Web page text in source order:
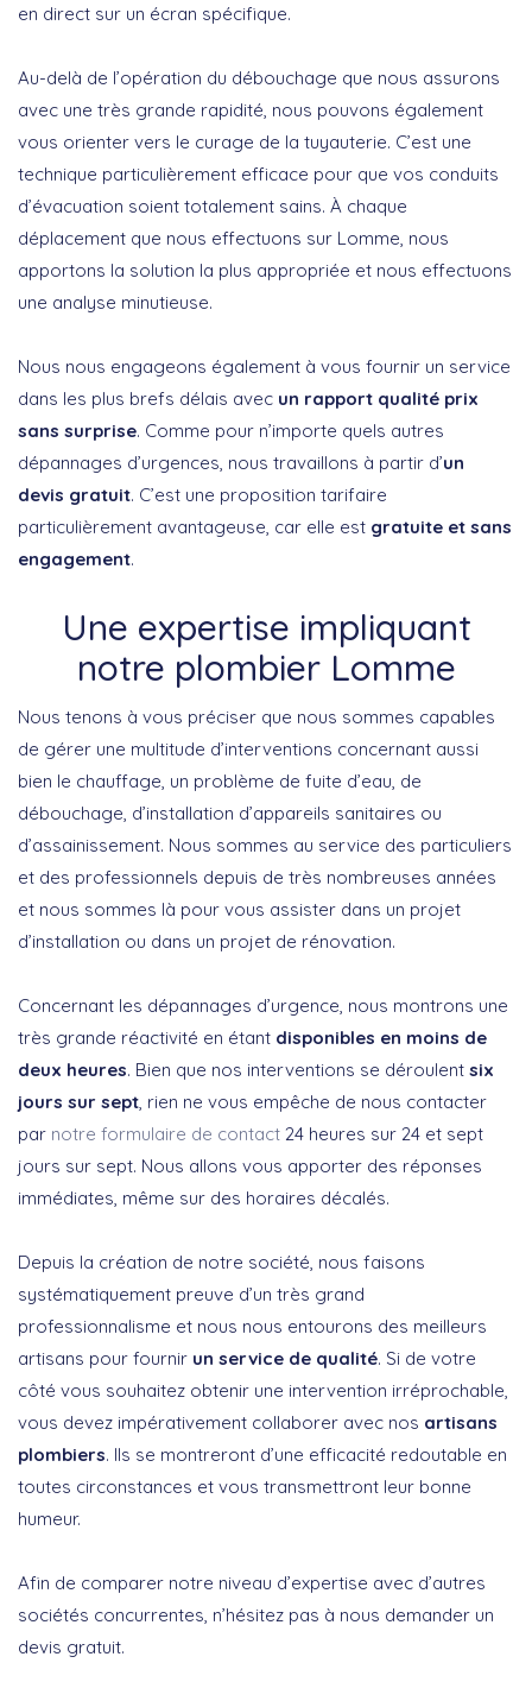
en direct sur un écran spécifique.
Au-delà de l’opération du débouchage que nous assurons
avec une très grande rapidité, nous pouvons également
vous orienter vers le curage de la tuyauterie. C’est une
technique particulièrement efficace pour que vos conduits
d’évacuation soient totalement sains. À chaque
déplacement que nous effectuons sur Lomme, nous
apportons la solution la plus appropriée et nous effectuons
une analyse minutieuse.
Nous nous engageons également à vous fournir un service
dans les plus brefs délais avec un rapport qualité prix
sans surprise. Comme pour n’importe quels autres
dépannages d’urgences, nous travaillons à partir d’un
devis gratuit. C’est une proposition tarifaire
particulièrement avantageuse, car elle est gratuite et sans
engagement.
Une expertise impliquant
notre plombier Lomme
Nous tenons à vous préciser que nous sommes capables
de gérer une multitude d’interventions concernant aussi
bien le chauffage, un problème de fuite d’eau, de
débouchage, d’installation d’appareils sanitaires ou
d’assainissement. Nous sommes au service des particuliers
et des professionnels depuis de très nombreuses années
et nous sommes là pour vous assister dans un projet
d’installation ou dans un projet de rénovation.
Concernant les dépannages d’urgence, nous montrons une
très grande réactivité en étant disponibles en moins de
deux heures. Bien que nos interventions se déroulent six
jours sur sept , rien ne vous empêche de nous contacter
par notre formulaire de contact 24 heures sur 24 et sept
jours sur sept. Nous allons vous apporter des réponses
immédiates, même sur des horaires décalés.
Depuis la création de notre société, nous faisons
systématiquement preuve d’un très grand
professionnalisme et nous nous entourons des meilleurs
artisans pour fournir un service de qualité. Si de votre
côté vous souhaitez obtenir une intervention irréprochable,
vous devez impérativement collaborer avec nos artisans
plombiers. Ils se montreront d’une efficacité redoutable en
toutes circonstances et vous transmettront leur bonne
humeur.
Afin de comparer notre niveau d’expertise avec d’autres
sociétés concurrentes, n’hésitez pas à nous demander un
devis gratuit.